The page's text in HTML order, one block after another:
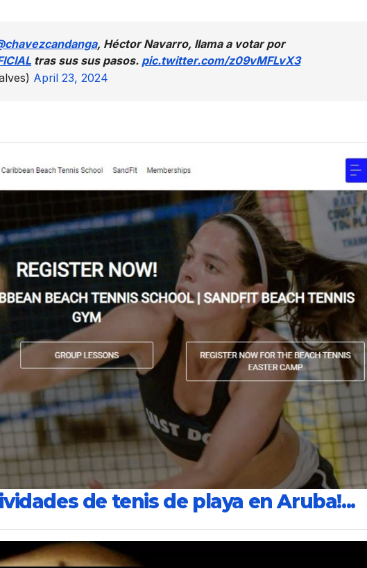
, Héctor Navarro, llama a votar por
tras sus sus pasos. pic.twitter.com/z09vMFLvX3
April 23, 2024
de tenis de playa en Aruba!...